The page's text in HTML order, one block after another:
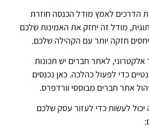
הדרכים לאמץ מודל הכנסה חוזרת
מודל זה יחזק את האמינות שלכם
חזקה יותר עם הקהילה שלכם.
לאתר חברים יש תכונות
כדי לפעול כהלכה. כאן נכנסים
אתר חברים מבוססי וורדפרס.
לעשות כדי לעזור עסק שלכם